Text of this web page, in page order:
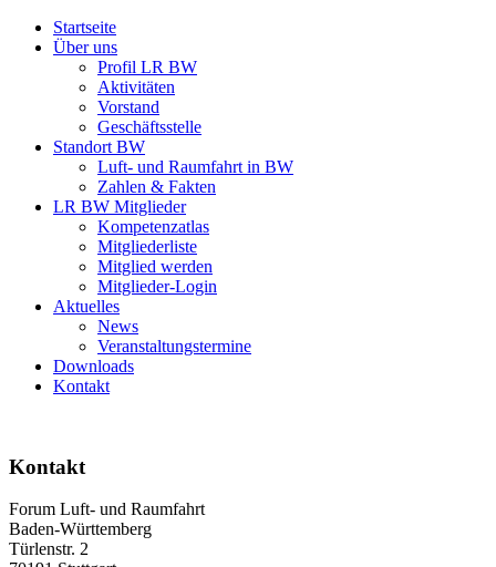
Startseite
Über uns
Profil LR BW
Aktivitäten
Vorstand
Geschäftsstelle
Standort BW
Luft- und Raumfahrt in BW
Zahlen & Fakten
LR BW Mitglieder
Kompetenzatlas
Mitgliederliste
Mitglied werden
Mitglieder-Login
Aktuelles
News
Veranstaltungstermine
Downloads
Kontakt
Kontakt
Forum Luft- und Raumfahrt
Baden-Württemberg
Türlenstr. 2